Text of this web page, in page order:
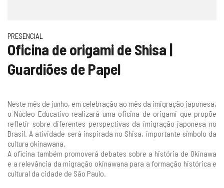
PRESENCIAL
Oficina de origami de Shisa |
Guardiões de Papel
Neste mês de junho, em celebração ao mês da imigração japonesa,
o Núcleo Educativo realizará uma oficina de origami que propõe
refletir sobre diferentes perspectivas da imigração japonesa no
Brasil. A atividade será inspirada no Shisa, importante símbolo da
cultura okinawana.
A oficina também promoverá debates sobre a história de Okinawa
e a relevância da migração okinawana para a formação histórica e
cultural da cidade de São Paulo.